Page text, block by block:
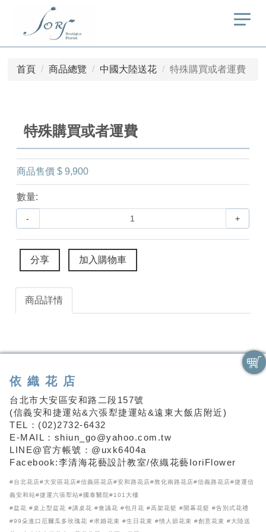
首頁 商品總覽 中國大陸送花 特殊購買或者運費
特殊購買或者運費
商品售價 $ 9,900
數量:
- +
分享 加入購物車
商品詳情
依織花店
台北市大安區安和路二段157號
(信義安和捷運站&六張犁捷運站&遠東大飯店附近)
TEL：(02)2732-6432
E-MAIL：shiun_go@yahoo.com.tw
LINE@官方帳號：@uxk6404a
Facebook:李清海花藝設計教室/依織花藝IoriFlower
#台北花店#大安區花店#信義區花店#安和路花店#敦化南路花店#信義路花店#捷運信
義安和站#捷運六張犁站#國泰醫院#101大樓
#盆花 #桌上型盆花 #講桌花 #會議花 #包月花 #高架花籃 #開幕花籃 #告別式花禮
#99朵進口厄爾瓜多玫瑰花 #求婚花束 #生日花束 #情人節花束 #創意花束 #大陸送